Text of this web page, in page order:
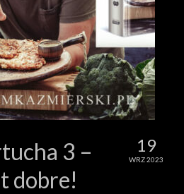
19
WRZ 2023
3 –
dobre!